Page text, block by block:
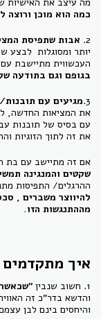
כמה הוא מוכן ורוצה
2. אבות שתפיסת
יותר ומסוגלות לבצע
העכשווית מתיישבת
בגופם וגם בתודעה
3. מגיעים עם
את המציאות החדשה,
עם בסיס של תובנות
את זה לתוך הזוגיות
אם זה מתיישב עם בת
שקטים והמנגינה
ההרגלים/ התפיסות
להיווצר משברים ,
מההתנגשות הזו.
איך מתקדמים
1. חשוב שנבין "שכאשר 2 שוורים מתנגחים הם רומסים את הדשא
והדשא בדר"כ זה
והיחסים בינם לבן